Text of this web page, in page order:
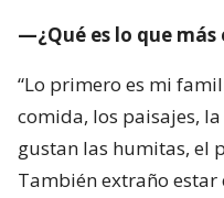
—¿Qué es lo que más
“Lo primero es mi
comida, los paisajes,
gustan las humitas, el
También extraño estar